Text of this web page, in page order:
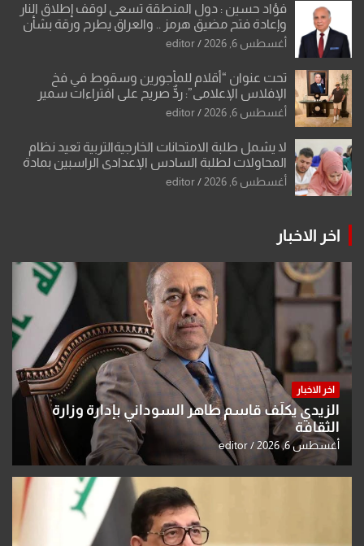
فؤاد حسين : دول المنطقة تسعى لوقف إطلاق النار
وإعادة فتح مضيق هرمز .. والعراق يطرح ورقة بشأن
تحولات القدس
أغسطس 6, 2026 editor
تحت عنوان “أقلام للمأجورين وسقوط في فخ
الإفلاس الإعلامي”: ردٌّ صريح على افتراءات سمير
الشكرجي
أغسطس 6, 2026 editor
لا يشمل طلبة الامتحانات الخارجيةالتربية تعيد نظام
المحاولات لطلبة السادس الإعدادي الراسبين بمادة
أو مادتين
أغسطس 6, 2026 editor
اخر الاخبار
اخر الاخبار
الزيدي يكلّف قاسم طاهر السوداني بإدارة وزارة
الثقافة
أغسطس 6, 2026 editor